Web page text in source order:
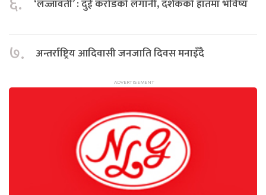
‘लज्जावती’ : दुई करोडको लगानी, दर्शकको हातमा भविष्य
७. अन्तर्राष्ट्रिय आदिवासी जनजाति दिवस मनाइँदै